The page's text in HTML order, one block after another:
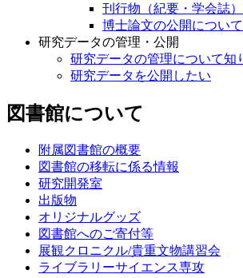
刊行物（紀要・学会誌
博士論文の公開につい
研究データの管理・公開
研究データの管理について知
研究データを公開したい
図書館について
附属図書館の概要
図書館の移転に係る情報
研究開発室
出版物
オリジナルグッズ
図書館へのご寄付等
展観クロニクル/貴重文物講習会
ライブラリーサイエンス専攻